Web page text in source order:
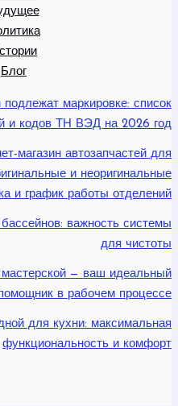
Блог
подлежат маркировке: список
и кодов ТН ВЭД на 2026 год
магазин автозапчастей для
и неоригинальные
и график работы отделений
важность системы
для чистоты
— ваш идеальный
в рабочем процессе
для кухни: максимальная
функциональность и комфорт